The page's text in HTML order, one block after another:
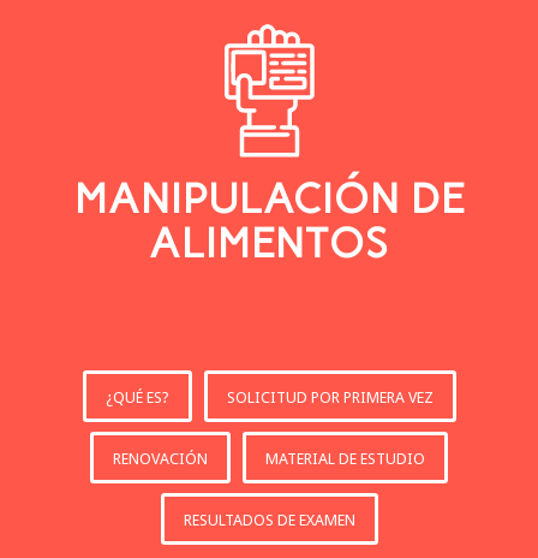
MANIPULACIÓN DE
ALIMENTOS
¿QUÉ ES? SOLICITUD POR PRIMERA VEZ
RENOVACIÓN MATERIAL DE ESTUDIO
RESULTADOS DE EXAMEN